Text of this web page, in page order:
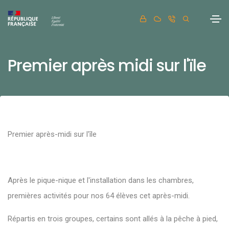
Premier après midi sur l'ïle
Premier après-midi sur l'île
Après le pique-nique et l'installation dans les chambres,
premières activités pour nos 64 élèves cet après-midi.
Répartis en trois groupes, certains sont allés à la pêche à pied,